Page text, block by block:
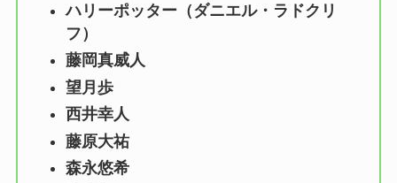
ハリーポッター（ダニエル・ラドクリ
フ）
藤岡真威人
望月歩
西井幸人
藤原大祐
森永悠希